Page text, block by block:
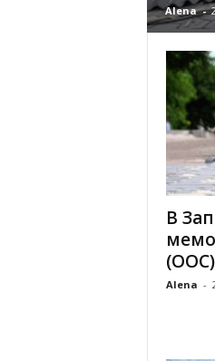
Alena -
В
(ООС)
Alena -